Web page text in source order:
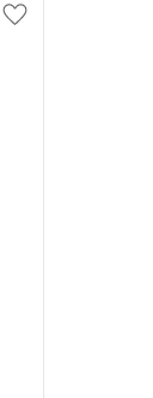
Lägg till i favoriter